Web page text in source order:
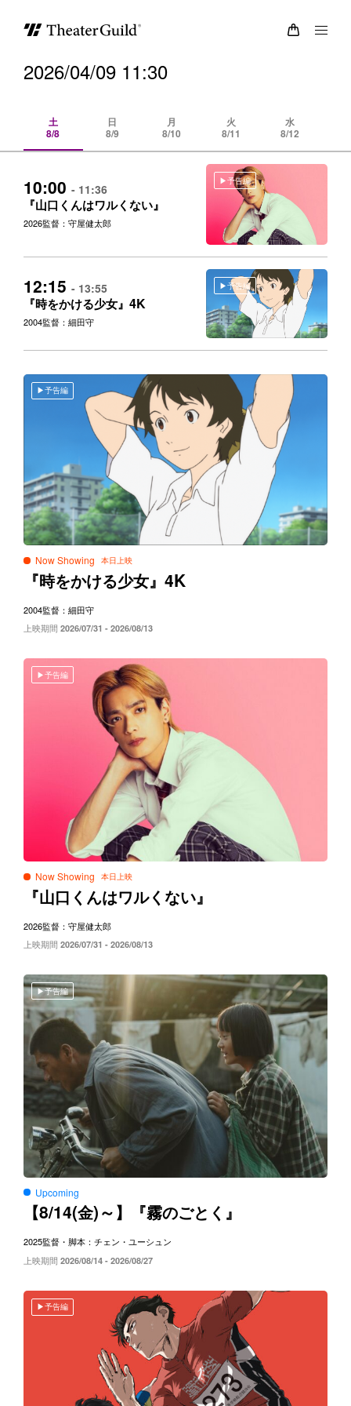
2026/04/09 11:30
土
8/8
日
8/9
月
8/10
火
8/11
水
8/12
予告編
10:00 - 11:36
『山口くんはワルくない』
2026監督：守屋健太郎
予告編
12:15 - 13:55
『時をかける少女』 4K
2004監督：細田守
予告編
Now Showing
『時をかける少女』 4K
2004監督：細田守
上映期間 2026/07/31 - 2026/08/13
予告編
Now Showing
『山口くんはワルくない』
2026監督：守屋健太郎
上映期間 2026/07/31 - 2026/08/13
予告編
Upcoming
【8/14(金)～】『霧のごとく』
2025監督・脚本：チェン・ユーシュン
上映期間 2026/08/14 - 2026/08/27
予告編